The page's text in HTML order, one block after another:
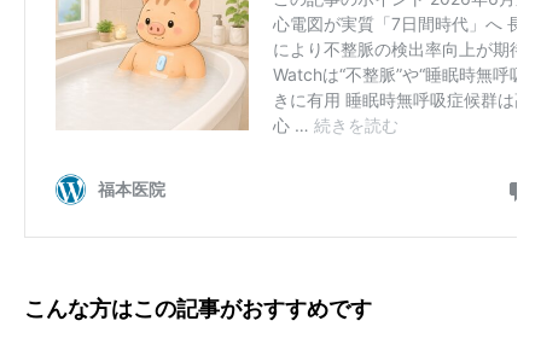
こんな方はこの記事がおすすめです